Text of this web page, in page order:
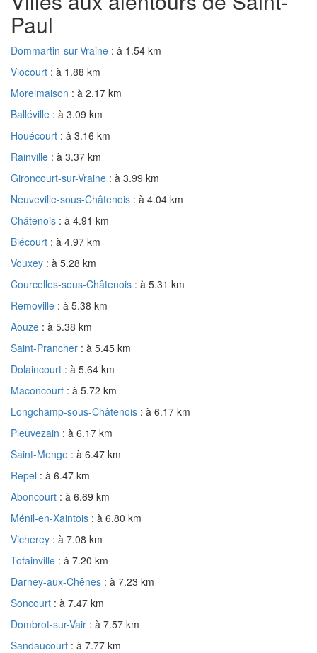
Paul
Dommartin-sur-Vraine : à 1.54 km
Viocourt : à 1.88 km
Morelmaison : à 2.17 km
Balléville : à 3.09 km
Houécourt : à 3.16 km
Rainville : à 3.37 km
Gironcourt-sur-Vraine : à 3.99 km
Neuveville-sous-Châtenois : à 4.04 km
Châtenois : à 4.91 km
Biécourt : à 4.97 km
Vouxey : à 5.28 km
Courcelles-sous-Châtenois : à 5.31 km
Removille : à 5.38 km
Aouze : à 5.38 km
Saint-Prancher : à 5.45 km
Dolaincourt : à 5.64 km
Maconcourt : à 5.72 km
Longchamp-sous-Châtenois : à 6.17 km
Pleuvezain : à 6.17 km
Saint-Menge : à 6.47 km
Repel : à 6.47 km
Aboncourt : à 6.69 km
Ménil-en-Xaintois : à 6.80 km
Vicherey : à 7.08 km
Totainville : à 7.20 km
Darney-aux-Chênes : à 7.23 km
Soncourt : à 7.47 km
Dombrot-sur-Vair : à 7.57 km
Sandaucourt : à 7.77 km